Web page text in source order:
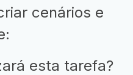
cenários e
esta tarefa?